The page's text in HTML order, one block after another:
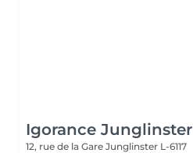
Igorance Junglinster
12, rue de la Gare Junglinster L-6117